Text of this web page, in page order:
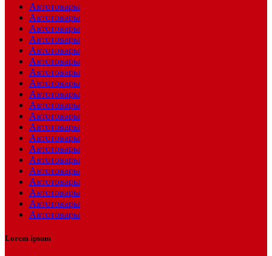
Автотовары
Автотовары
Автотовары
Автотовары
Автотовары
Автотовары
Автотовары
Автотовары
Автотовары
Автотовары
Автотовары
Автотовары
Автотовары
Автотовары
Автотовары
Автотовары
Автотовары
Автотовары
Автотовары
Автотовары
Lorem ipsum